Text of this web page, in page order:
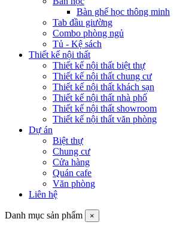
Bàn ghế học thông minh
Tab đầu giường
Combo phòng ngủ
Tủ - Kệ sách
Thiết kế nội thất
Thiết kế nội thất biệt thự
Thiết kế nội thất chung cư
Thiết kế nội thất khách sạn
Thiết kế nội thất nhà phố
Thiết kế nội thất showroom
Thiết kế nội thất văn phòng
Dự án
Biệt thự
Chung cư
Cửa hàng
Quán cafe
Văn phòng
Liên hệ
Danh mục sản phẩm ×